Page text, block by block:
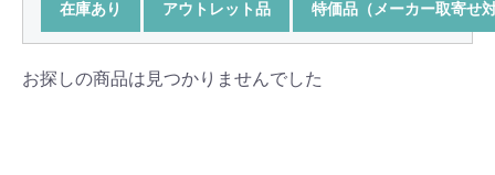
在庫あり アウトレット品 特価品（メーカー取寄せ
お探しの商品は見つかりませんでした